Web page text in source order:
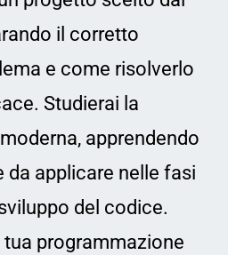
il corretto
e come risolverlo
Studierai la
apprendendo
da applicare nelle fasi
del codice.
programmazione